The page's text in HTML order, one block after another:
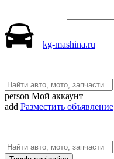
kg-mashina.ru
person Мой аккаунт
add Разместить объявление